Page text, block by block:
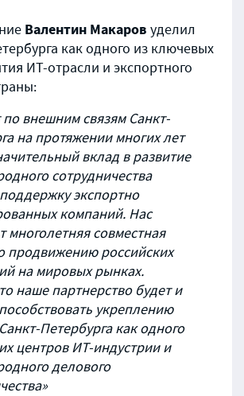
Валентин Макаров уделил
как одного из ключевых
ИТ-отрасли и экспортного
по внешним связям Санкт-
на протяжении многих лет
вклад в развитие
сотрудничества
экспортно
компаний. Нас
многолетняя совместная
продвижению российских
на мировых рынках.
наше партнерство будет и
укреплению
Петербурга как одного
центров ИТ-индустрии и
делового